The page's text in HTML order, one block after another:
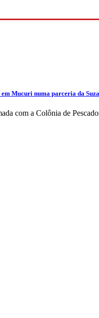
Mucuri numa parceria da
com a Colônia de